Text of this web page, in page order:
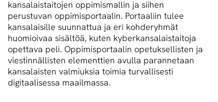
kansalaistaitojen oppimismallin ja siihen
perustuvan oppimisportaalin. Portaaliin tulee
kansalaisille suunnattua ja eri kohderyhmät
huomioivaa sisältöä, kuten kyberkansalaistaitoja
opettava peli. Oppimisportaalin opetuksellisten ja
viestinnällisten elementtien avulla parannetaan
kansalaisten valmiuksia toimia turvallisesti
digitaalisessa maailmassa.